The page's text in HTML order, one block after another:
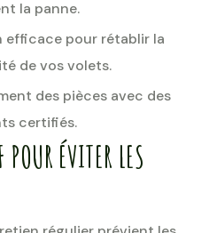
la panne.
efficace pour rétablir la
de vos volets.
des pièces avec des
certifiés.
ÉVITER LES